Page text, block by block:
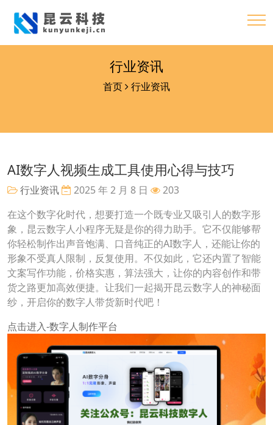
行业资讯
首页 行业资讯
AI数字人视频生成工具使用心得与技巧
行业资讯 2025 年 2 月 8 日
203
在这个数字化时代，想要打造一个既专业又吸引人的数字形
象，昆云数字人小程序无疑是你的得力助手。它不仅能够帮
你轻松制作出声音饱满、口音纯正的AI数字人，还能让你的
形象不受真人限制，反复使用。不仅如此，它还内置了智能
文案写作功能，价格实惠，算法强大，让你的内容创作和带
货之路更加高效便捷。让我们一起揭开昆云数字人的神秘面
纱，开启你的数字人带货新时代吧！
点击进入-数字人制作平台